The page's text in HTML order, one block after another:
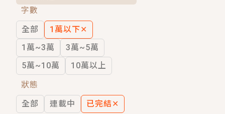
穿越｜《穿越遠古後成了野人娘子》你
字數
全部
1萬以下✕
1萬~3萬
3萬~5萬
5萬~10萬
10萬以上
狀態
全部
連載中 已完結✕